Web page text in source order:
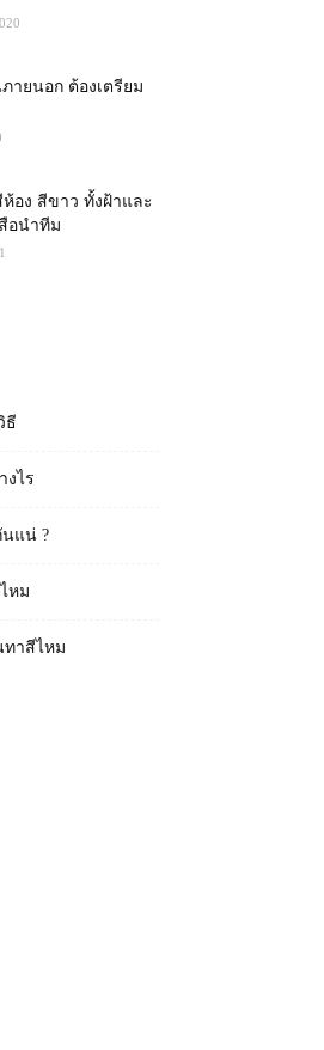
ายนอก ต้องเตรียม
อง สีขาว ทั้งฝ้าและ
อนำทีม
ธี
งไร
นแน่ ?
หม
ทาสีไหม